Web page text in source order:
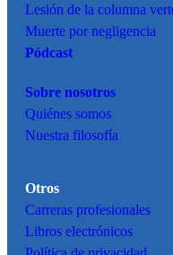
Lesión de la columna
Muerte por negligencia
Pódcast
Sobre nosotros
Quiénes somos
Nuestra filosofía
Otros
Carreras profesionales
Libros electrónicos